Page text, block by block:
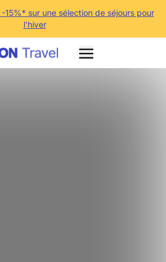
15%* sur une sélection de séjours pour
l'hiver